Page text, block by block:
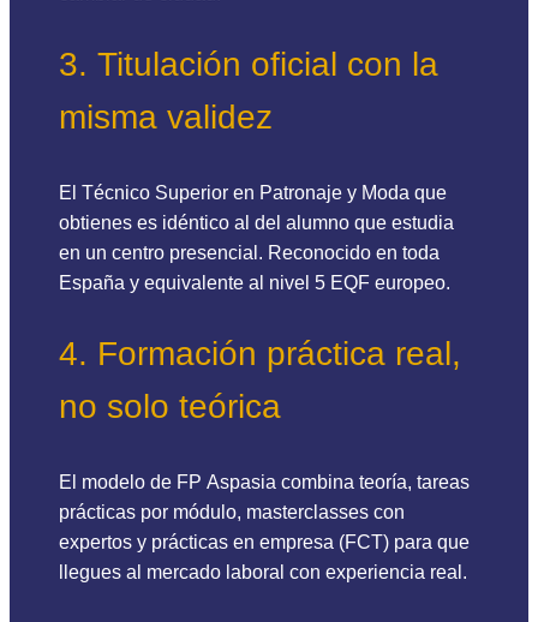
3. Titulación oficial con la
misma validez
El Técnico Superior en Patronaje y Moda que
obtienes es idéntico al del alumno que estudia
en un centro presencial. Reconocido en toda
España y equivalente al nivel 5 EQF europeo.
4. Formación práctica real,
no solo teórica
El modelo de FP Aspasia combina teoría, tareas
prácticas por módulo, masterclasses con
expertos y prácticas en empresa (FCT) para que
llegues al mercado laboral con experiencia real.